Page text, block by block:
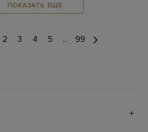
ПОКАЗАТЬ ЕЩЕ
2 3 4 5 ... 99